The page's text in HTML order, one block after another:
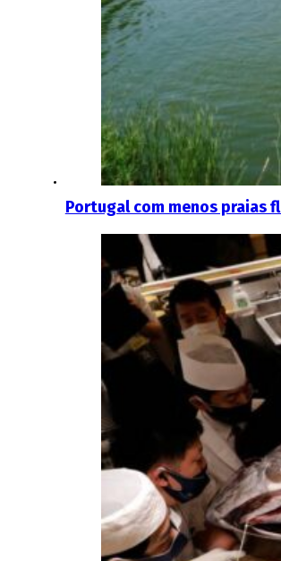
Portugal com menos praias